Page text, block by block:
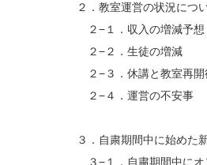
２．教室運営の状況につ
２−１．収入の増減予想
２−２．生徒の増減
２−３．休講と教室再開
２−４．運営の不安事
３．自粛期間中に始めた
３−１．自粛期間中にオ